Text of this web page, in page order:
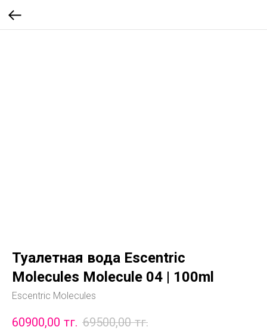
Туалетная вода Escentric
Molecules Molecule 04 | 100ml
Escentric Molecules
60900,00 тг. 69500,00 тг.